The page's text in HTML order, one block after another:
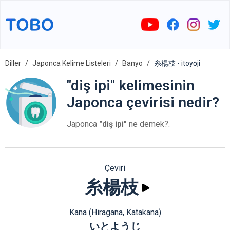
Diller Japonca Kelime Listeleri Banyo 糸楊枝 - itoyōji
"diş ipi" kelimesinin
Japonca çevirisi nedir?
Japonca "diş ipi" ne demek?.
Çeviri
糸楊枝
Kana (Hiragana, Katakana)
いとようじ